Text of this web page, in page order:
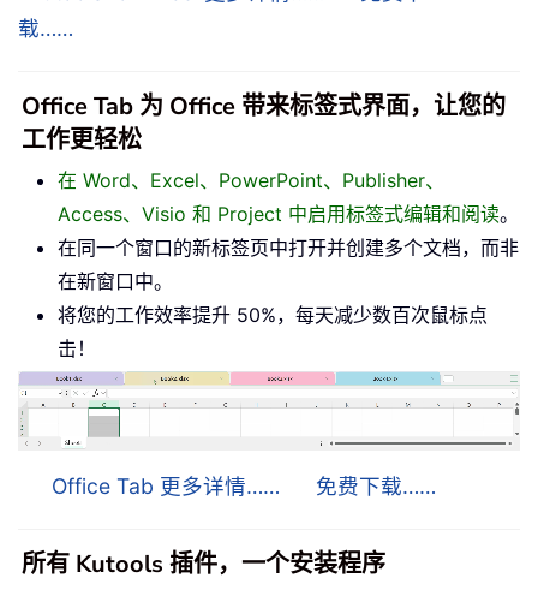
载……
Office Tab 为 Office 带来标签式界面，让您的
工作更轻松
在 Word、Excel、PowerPoint、Publisher、
Access、Visio 和 Project 中启用标签式编辑和阅读。
在同一个窗口的新标签页中打开并创建多个文档，而非
在新窗口中。
将您的工作效率提升 50%，每天减少数百次鼠标点
击！
Office Tab 更多详情…… 免费下载……
所有 Kutools 插件，一个安装程序